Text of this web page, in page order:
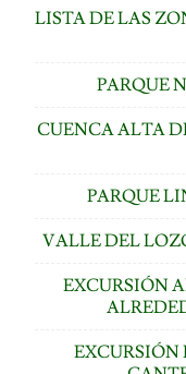
LISTA DE LAS
PARQUE
CUENCA ALTA
PARQUE
VALLE DEL
EXCURSIÓN
EXCURSIÓN